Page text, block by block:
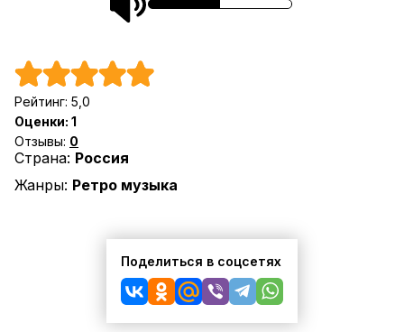
Рейтинг: 5,0
Оценки: 1
Отзывы: 0
Страна: Россия
Жанры: Ретро музыка
Поделиться в соцсетях